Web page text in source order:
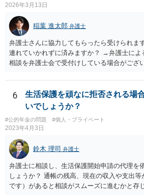
2026年3月13日
稲葉 進太郎 弁護士
弁護士さんに協力してもらったら受けられま
連れていかれずに済みますか？ →弁護士によ
相談を弁護士会で受付けしている場合がござ
6
生活保護を頑なに拒否される場
いでしょうか？
#公的年金の問題 #個人・プライベート
2023年4月3日
鈴木 理司 弁護士
弁護士に相談し、生活保護開始申請の代理を
しょうか？ 通帳の残高、現在の収入や支出
です）があると相談がスムーズに進むかと存